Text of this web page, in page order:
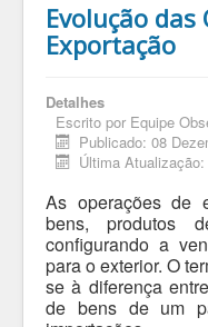
Evolução das
Exportação
Detalhes
Escrito por Equipe
Publicado: 08
Última
As operações de
bens, produtos
configurando a
para o exterior. O
se à diferença
de bens de um